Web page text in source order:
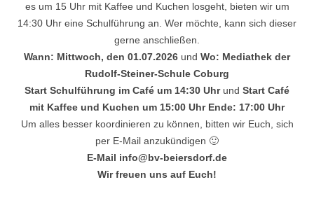
es um 15 Uhr mit Kaffee und Kuchen losgeht, bieten wir um
14:30 Uhr eine Schulführung an. Wer möchte, kann sich dieser
gerne anschließen.
Wann: Mittwoch, den 01.07.2026 und Wo: Mediathek der
Rudolf-Steiner-Schule Coburg
Start Schulführung im Café um 14:30 Uhr und Start Café
mit Kaffee und Kuchen um 15:00 Uhr Ende: 17:00 Uhr
Um alles besser koordinieren zu können, bitten wir Euch, sich
per E-Mail anzukündigen 🙂
E-Mail info@bv-beiersdorf.de
Wir freuen uns auf Euch!